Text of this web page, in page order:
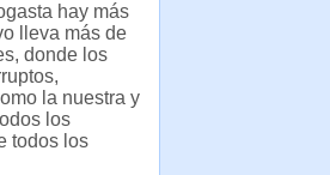
hay más
lleva más de
donde los
la nuestra y
los
todos los